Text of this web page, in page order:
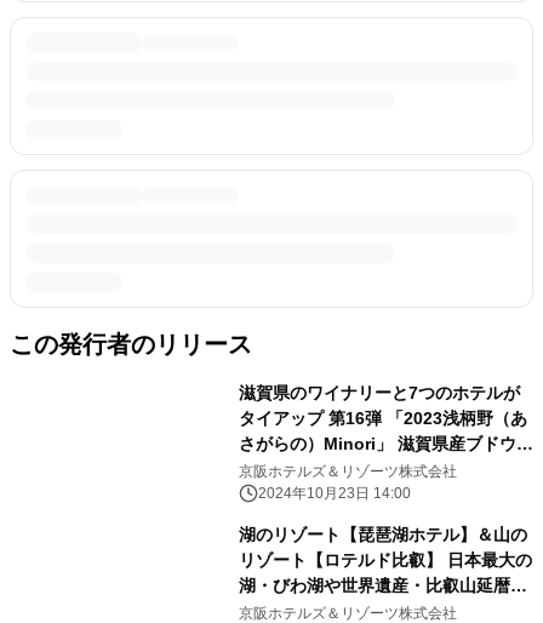
この発行者のリリース
滋賀県のワイナリーと7つのホテルが
タイアップ 第16弾 「2023浅柄野（あ
さがらの）Minori」 滋賀県産ブドウを
使用したワインを、ホテルソムリエが
オリジナルブレンド 2024年11月1日
京阪ホテルズ＆リゾーツ株式会社
2024年10月23日 14:00
湖のリゾート【琵琶湖ホテル】＆山の
リゾート【ロテルド比叡】 日本最大の
湖・びわ湖や世界遺産・比叡山延暦寺
など 水と緑の豊かな自然にふれあう連
京阪ホテルズ＆リゾーツ株式会社